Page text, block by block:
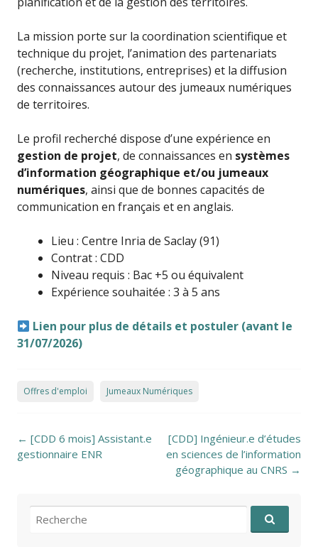
La mission porte sur la coordination scientifique et
technique du projet, l’animation des partenariats
(recherche, institutions, entreprises) et la diffusion
des connaissances autour des jumeaux numériques
de territoires.
Le profil recherché dispose d’une expérience en
gestion de projet, de connaissances en systèmes
d’information géographique et/ou jumeaux
numériques, ainsi que de bonnes capacités de
communication en français et en anglais.
Lieu : Centre Inria de Saclay (91)
Contrat : CDD
Niveau requis : Bac +5 ou équivalent
Expérience souhaitée : 3 à 5 ans
Lien pour plus de détails et postuler (avant le
31/07/2026)
Offres d'emploi Jumeaux Numériques
Post navigation
← [CDD 6 mois] Assistant.e
gestionnaire ENR
[CDD] Ingénieur.e d’études
en sciences de l’information
géographique au CNRS →
Recherche pour: